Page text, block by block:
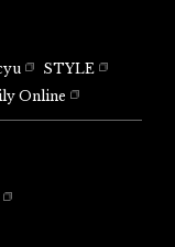
STYLE
Online